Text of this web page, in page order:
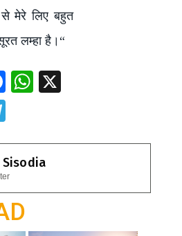
मेरे लिए बहुत
लम्हा है।“
F
b
o
o
k
W
s
A
p
e
gr
a
m